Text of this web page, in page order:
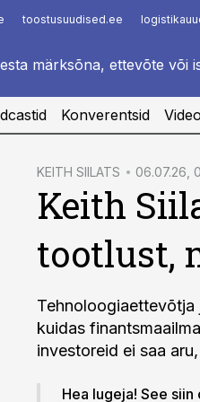
toostusuudised.ee
Infopank
Konverentsid
KEITH SIILATS 06.07.26,
Keith
tootlust,
Tehnoloogiaettevõtja
kuidas
investoreid ei saa
Hea lugeja! See